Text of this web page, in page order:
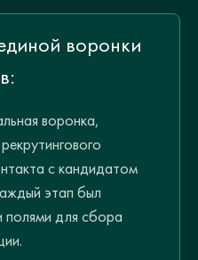
воронки
воронка,
с кандидатом
этап был
полями для сбора